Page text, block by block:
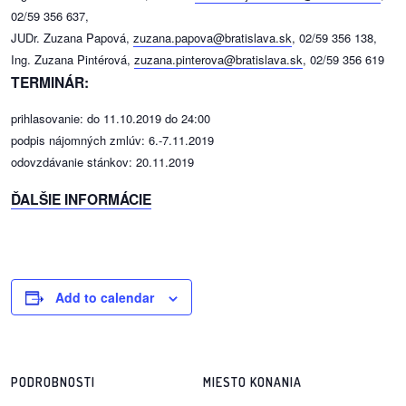
02/59 356 637,
JUDr. Zuzana Papová, zuzana.papova@bratislava.sk, 02/59 356 138,
Ing. Zuzana Pintérová, zuzana.pinterova@bratislava.sk, 02/59 356 619
TERMINÁR:
prihlasovanie: do 11.10.2019 do 24:00
podpis nájomných zmlúv: 6.-7.11.2019
odovzdávanie stánkov: 20.11.2019
ĎALŠIE INFORMÁCIE
Add to calendar
PODROBNOSTI MIESTO KONANIA